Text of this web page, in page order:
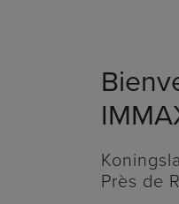
Près de